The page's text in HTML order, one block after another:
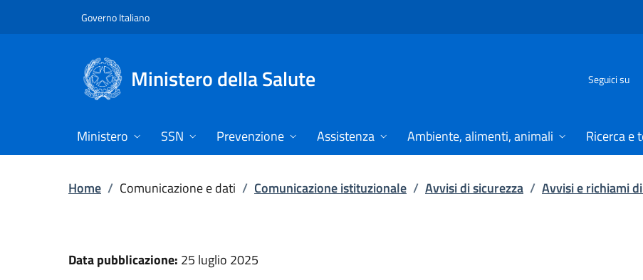
Governo Italiano
Ministero della Salute Seguici su
Ministero SSN Prevenzione Assistenza Ambiente, alimenti, animali Ricerca e
Home / Comunicazione e dati / Comunicazione istituzionale / Avvisi di sicurezza / Avvisi e richiami
Data pubblicazione: 25 luglio 2025